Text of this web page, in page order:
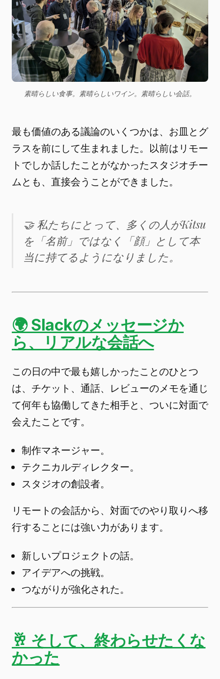
素晴らしい食事。素晴らしいワイン。素晴らしい会話。
最も価値のある議論のいくつかは、お皿とグ
ラスを前にして生まれました。以前はリモー
トでしか話したことがなかったスタジオチー
ムとも、直接会うことができました。
🤝 私たちにとって、多くの人がKitsu
を「名前」ではなく「顔」として本
当に持てるようになりました。
🌍 Slackのメッセージか
ら、リアルな会話へ
この日の中で最も嬉しかったことのひとつ
は、チケット、通話、レビューのメモを通じ
て何年も協働してきた相手と、ついに対面で
会えたことです。
制作マネージャー。
テクニカルディレクター。
スタジオの創設者。
リモートの会話から、対面でのやり取りへ移
行することには強い力があります。
新しいプロジェクトの話。
アイデアへの挑戦。
つながりが強化された。
🥂 そして、終わらせたくな
かった